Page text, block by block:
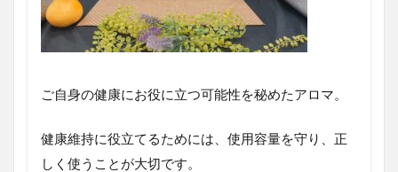
ご自身の健康にお役に立つ可能性を秘めたアロマ。
健康維持に役立てるためには、使用容量を守り、正
しく使うことが大切です。